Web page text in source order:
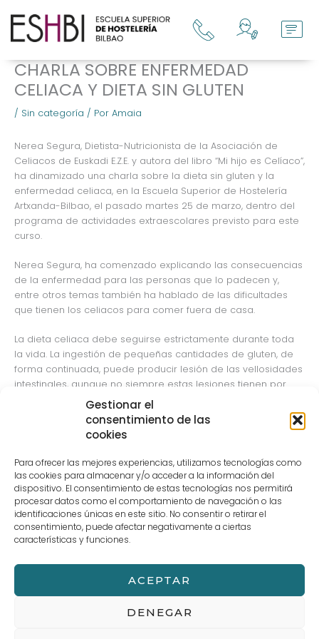
Gestionar el
consentimiento de las
cookies
Para ofrecer las mejores experiencias, utilizamos tecnologías como
las cookies para almacenar y/o acceder a la información del
dispositivo. El consentimiento de estas tecnologías nos permitirá
procesar datos como el comportamiento de navegación o las
identificaciones únicas en este sitio. No consentir o retirar el
consentimiento, puede afectar negativamente a ciertas
características y funciones.
ACEPTAR
DENEGAR
contenido
CHARLA SOBRE ENFERMEDAD
CELIACA Y DIETA SIN GLUTEN
/ Sin categoría / Por Amaia
Nerea Segura, Dietista-Nutricionista de la Asociación de
Celiacos de Euskadi E.Z.E. y autora del libro “Mi hijo es Celíaco”,
ha dinamizado una charla sobre la dieta sin gluten y la
enfermedad celiaca, en la Escuela Superior de Hostelería
Artxanda-Bilbao, el pasado martes 25 de marzo, dentro del
programa de actividades extraescolares previsto para este
curso.
Nerea Segura, ha comenzado explicando las consecuencias
de la enfermedad para las personas que lo padecen y,
entre otros temas también ha hablado de las dificultades
que tienen los celiacos para comer fuera de casa.
La dieta celiaca debe seguirse estrictamente durante toda
la vida. La ingestión de pequeñas cantidades de gluten, de
forma continuada, puede producir lesión de las vellosidades
intestinales, aunque no siempre estas lesiones tienen por
qué ir acompañadas de síntomas clínicos.
Se eliminará de la dieta cualquier producto que lleve como
TRITICALE, y/o productos derivados: almidón, harina, panes,
pastas alimenticias, etc.
La dieta sin gluten debe basarse, fundamentalmente, en
alimentos naturales que no contienen gluten: leche, carnes,
pescados, huevos, frutas, verduras, legumbres y los cereales
permitidos: maíz, arroz, mijo y sorgo, combinándolos entre si
de forma variada y equilibrada.